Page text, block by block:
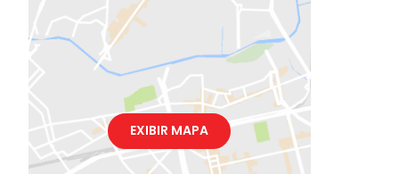
EXIBIR MAPA